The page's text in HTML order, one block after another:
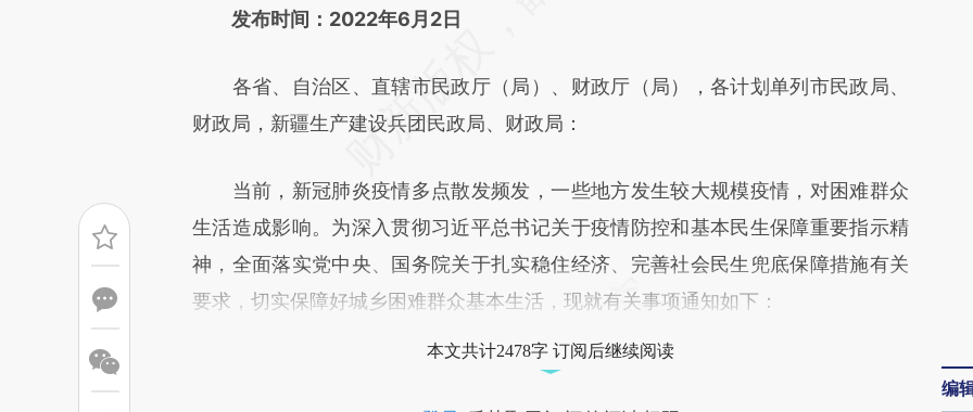
发布时间：2022年6月2日
各省、自治区、直辖市民政厅（局）、财政厅（局），各计划单列市民政局、
财政局，新疆生产建设兵团民政局、财政局：
当前，新冠肺炎疫情多点散发频发，一些地方发生较大规模疫情，对困难群众
生活造成影响。为深入贯彻习近平总书记关于疫情防控和基本民生保障重要指示精
神，全面落实党中央、国务院关于扎实稳住经济、完善社会民生兜底保障措施有关
要求，切实保障好城乡困难群众基本生活，现就有关事项通知如下：
本文共计2478字 订阅后继续阅读
编